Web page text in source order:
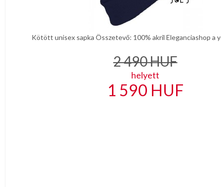
Kötött unisex sapka Összetevő: 100% akril Eleganciashop a
2 490HUF
helyett
1 590 HUF